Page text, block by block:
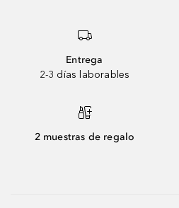
Entrega
2-3 días laborables
2 muestras de regalo